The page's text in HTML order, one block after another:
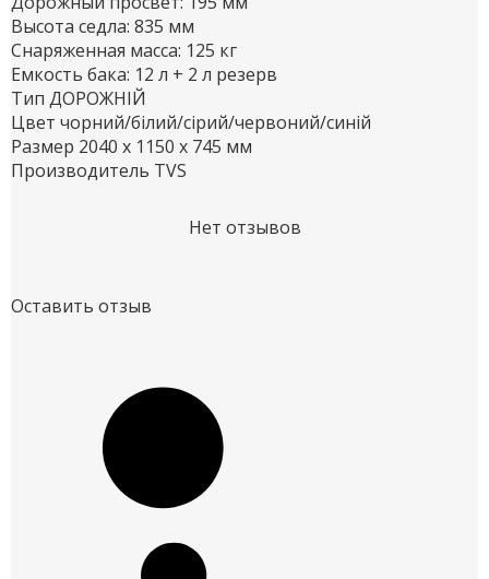
Высота седла: 835 мм
Снаряженная масса: 125 кг
Емкость бака: 12 л + 2 л резерв
Тип ДОРОЖНІЙ
Цвет чорний/білий/сірий/червоний/синій
Размер 2040 х 1150 х 745 мм
Производитель TVS
Нет отзывов
Оставить отзыв